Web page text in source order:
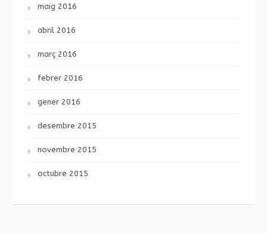
maig 2016
abril 2016
març 2016
febrer 2016
gener 2016
desembre 2015
novembre 2015
octubre 2015